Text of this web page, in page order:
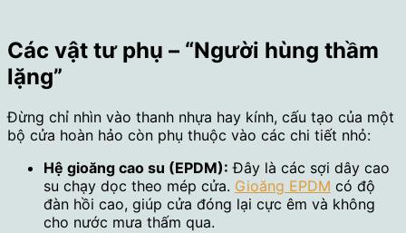
Các vật tư phụ – “Người hùng thầm
lặng”
Đừng chỉ nhìn vào thanh nhựa hay kính, cấu tạo của một
bộ cửa hoàn hảo còn phụ thuộc vào các chi tiết nhỏ:
Hệ gioăng cao su (EPDM): Đây là các sợi dây cao
su chạy dọc theo mép cửa. Gioăng EPDM có độ
đàn hồi cao, giúp cửa đóng lại cực êm và không
cho nước mưa thấm qua.